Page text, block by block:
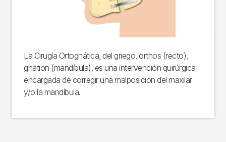
La Cirugía Ortognática, del griego, orthos (recto),
gnation (mandíbula), es una intervención quirúrgica
encargada de corregir una malposición del maxilar
y/o la mandíbula.